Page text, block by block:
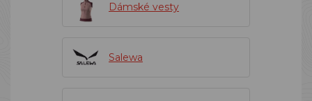
Dámské vesty
Salewa